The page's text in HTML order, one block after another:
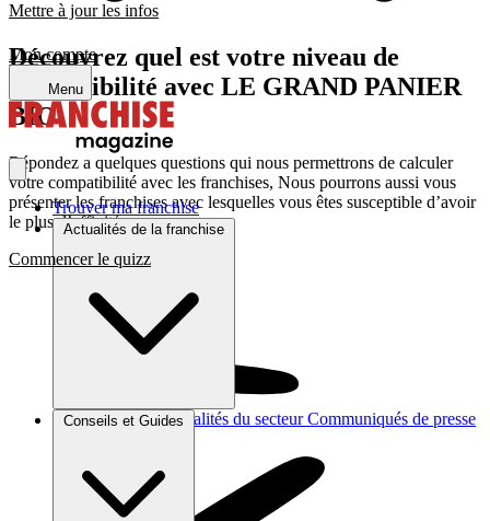
Mon compte
Menu
Trouver ma franchise
Actualités de la franchise
Brèves et actus Actualités du secteur Communiqués de presse
Conseils et Guides
Mettre à jour les infos
Découvrez quel est votre niveau de
compatibilité avec LE GRAND PANIER
BIO
Répondez a quelques questions qui nous permettrons de calculer
votre compatibilité avec les franchises, Nous pourrons aussi vous
présenter les franchises avec lesquelles vous êtes susceptible d’avoir
le plus d’affinité
Commencer le quizz